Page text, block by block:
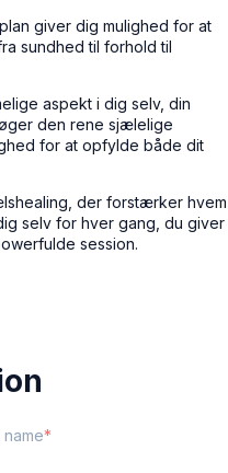
giver dig mulighed for at
sundhed til forhold til
aspekt i dig selv, din
den rene sjælelige
for at opfylde både dit
der forstærker hvem
selv for hver gang, du giver
session.
name